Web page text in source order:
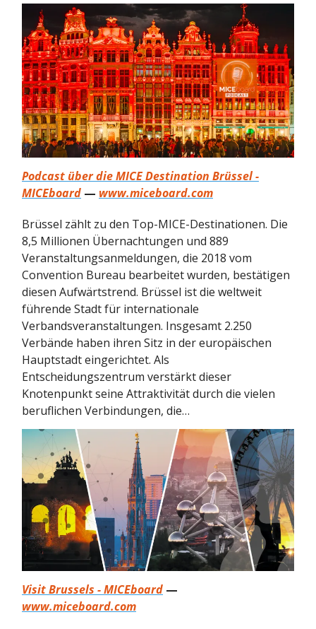
Podcast über die MICE Destination Brüssel -
MICEboard — www.miceboard.com
Brüssel zählt zu den Top-MICE-Destinationen. Die
8,5 Millionen Übernachtungen und 889
Veranstaltungsanmeldungen, die 2018 vom
Convention Bureau bearbeitet wurden, bestätigen
diesen Aufwärtstrend. Brüssel ist die weltweit
führende Stadt für internationale
Verbandsveranstaltungen. Insgesamt 2.250
Verbände haben ihren Sitz in der europäischen
Hauptstadt eingerichtet. Als
Entscheidungszentrum verstärkt dieser
Knotenpunkt seine Attraktivität durch die vielen
beruflichen Verbindungen, die…
Visit Brussels - MICEboard —
www.miceboard.com